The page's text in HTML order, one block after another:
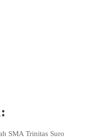
SMA Trinitas Suro